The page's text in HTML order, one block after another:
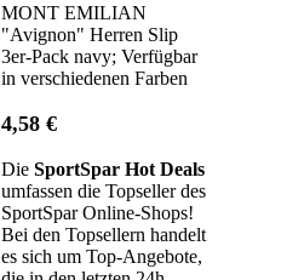
MONT EMILIAN
"Avignon" Herren Slip
3er-Pack navy; Verfügbar
in verschiedenen Farben
4,58 €
Die SportSpar Hot Deals
umfassen die Topseller des
SportSpar Online-Shops!
Bei den Topsellern handelt
es sich um Top-Angebote,